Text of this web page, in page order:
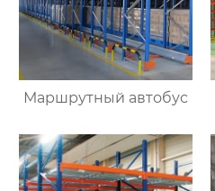
Маршрутный автобус